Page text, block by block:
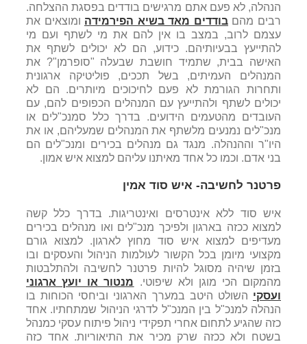
הנהלה, לא פעם אתם מרגישים בודדים בפסגת ההצלחה.
רבים מהםבודדים מאד בשיא הפירמידה ומוצאים את
עצמם לרוב, במצב בו אין להם את מי לשתף ועם מי
להתייעץ בבעיותיהם. כידוע, הם לא יכולים לשתף את
האישה בבית, שתמיד חושבת שבעלה "סופרמן"? את
המנהלים העמיתים, בשל תככים, פוליטיקה ארגונית
ותחרות הגורמת לא פעם לחיכוכים מיותרים. הם לא
יכולים לשתף ולהתייעץ עם המנהלים הכפופים להם, עם
העובדים מהטעמים הידועים. בדרך כלל סמנכ"לים או
מנכ"לים נמנעים מלשתף את המנהלים שמעליהם, או את
היו"ר וההנהלה. מנגד גם מנהלים בכירים ומנכ"לים הם
בני אדם. וכמו כל אחד מאיתנו עליהם למצוא איש אמון.
פרטנר לחשיבה- איש סוד אמין
איש סוד ללא אינטרסים ואינטריגות. בדרך כלל קשה
למצוא ככזה בארגון ולפיכך מנכ"לים ואו מנהלים בכירים
מעדיפים למצוא איש סוד מחוץ לארגון. למצוא גורם
מקצועי מיומן בכל הקשור לעולמות הניהול והעסקים ובו
בזמן שיהיה מסוגל להיות פרטנר לחשיבה ולהתלבטות
מהמקום הכי מוגן ולא שיפוטי. מנטור או יועץ ארגוני
ועסקי השולט היטב במערך הארגוני וביחסי הכוחות בו
הנהלה למנכ"ל בין המנכ"ל לדרגי הניהול שמתחתיו. אחד
כזה שהגיע לתחום אחרי תפקידי ניהול פיתוח עסקי כמנהל
בשטח ולא ככזה שרק מכיר את התיאוריות. אחד כזה